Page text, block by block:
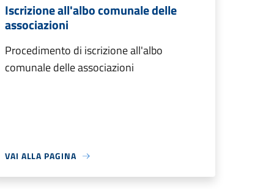
Iscrizione all'albo comunale delle
associazioni
Procedimento di iscrizione all'albo
comunale delle associazioni
VAI ALLA PAGINA